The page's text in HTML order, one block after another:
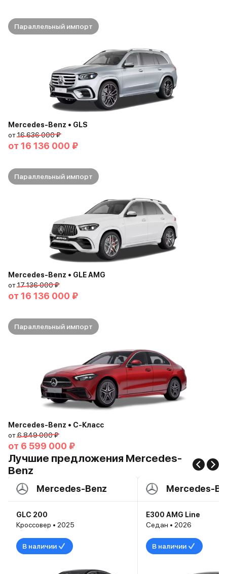
Параллельный импорт
Mercedes-Benz • GLS
от16 636 000 ₽
от 16 136 000 ₽
Параллельный импорт
Mercedes-Benz • GLE AMG
от17 136 000 ₽
от 16 136 000 ₽
Параллельный импорт
Mercedes-Benz • C-Класс
от6 849 000 ₽
от 6 599 000 ₽
Лучшие предложения Mercedes-
Benz
Mercedes-Benz
GLC 200
Кроссовер • 2025
В наличии
Mercedes-
E300 AMG Line
Седан • 2026
В наличии